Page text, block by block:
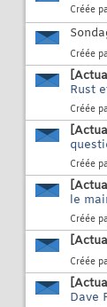
Créée
Créée
Rust
Créée
Créée
le
Créée
Créée
Dave